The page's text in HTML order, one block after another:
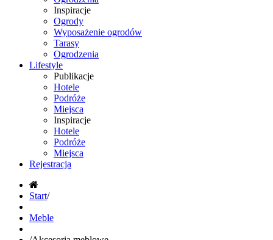
Inspiracje
Ogrody
Wyposażenie ogrodów
Tarasy
Ogrodzenia
Lifestyle
Publikacje
Hotele
Podróże
Miejsca
Inspiracje
Hotele
Podróże
Miejsca
Rejestracja
Start/
Meble